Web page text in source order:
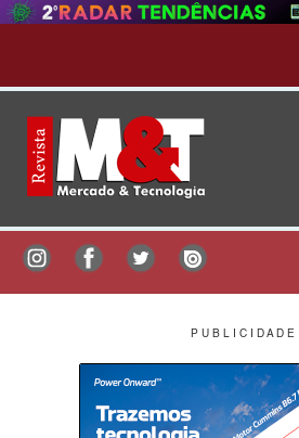
P U B L I C I D A D E